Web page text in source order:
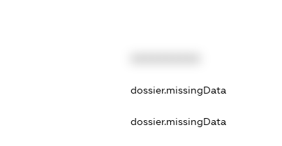
dossier.missingData
dossier.missingData